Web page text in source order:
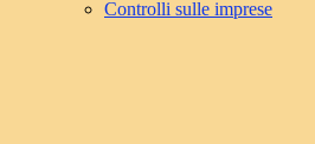
Controlli sulle imprese